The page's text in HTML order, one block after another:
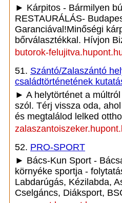
► Kárpitos - Bármilyen
RESTAURÁLÁS-
Garanciával!Minőségi
bőrválasztékkal. Hívjon
butorok-
51. Szántó/Zalaszántó
családtörténetének
► A helytörténet a
szól. Térj vissza oda,
és megtalálod lelked
52. PRO-SPORT
► Bács-Kun Sport -
környéke sportja -
Labdarúgás, Kézilabda,
Cselgáncs, Diáksport,